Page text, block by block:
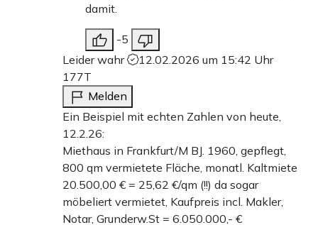
damit.
-5
Leider wahr
12.02.2026 um 15:42 Uhr
177T
Melden
Ein Beispiel mit echten Zahlen von heute,
12.2.26:
Miethaus in Frankfurt/M BJ. 1960, gepflegt,
800 qm vermietete Fläche, monatl. Kaltmiete
20.500,00 € = 25,62 €/qm (!!) da sogar
möbeliert vermietet, Kaufpreis incl. Makler,
Notar, Grunderw.St = 6.050.000,- €